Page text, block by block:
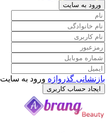
ورود به سایت
بازنشانی گذرواژه ورود به سایت
ایجاد حساب کاربری